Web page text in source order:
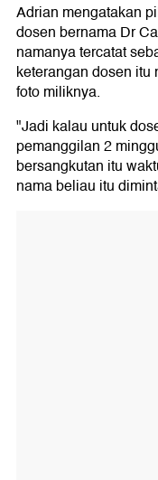
Adrian mengatakan
dosen bernama Dr
namanya tercatat
keterangan dosen itu
foto miliknya.
"Jadi kalau untuk
pemanggilan 2
bersangkutan itu
nama beliau itu